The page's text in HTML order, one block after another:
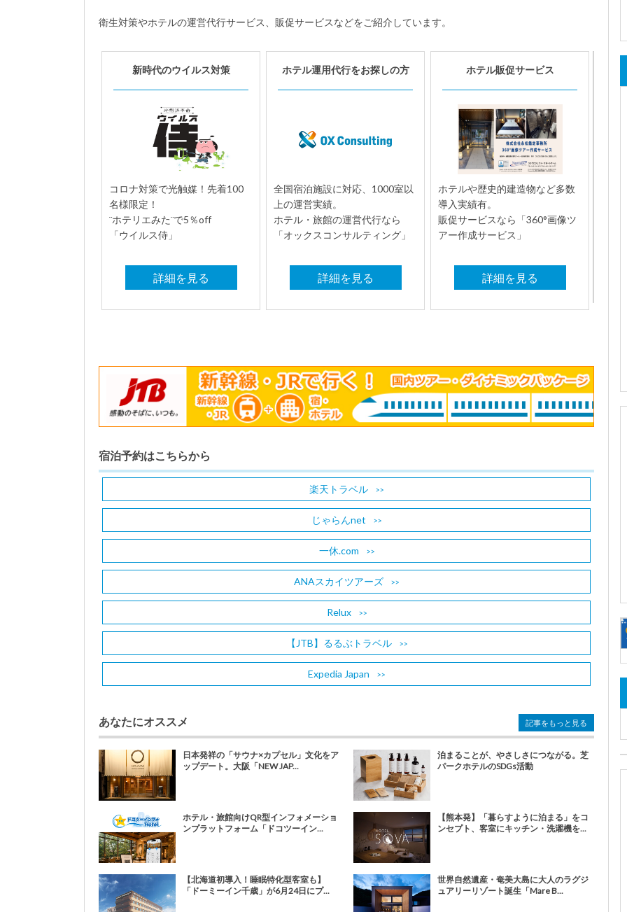
衛生対策やホテルの運営代行サービス、販促サービスなどをご紹介しています。
新時代のウイルス対策
コロナ対策で光触媒！先着100
名様限定！
¨ホテリエみた¨で5％off
「ウイルス侍」
詳細を見る
ホテル運用代行をお探しの方
全国宿泊施設に対応、1000室以
上の運営実績。
ホテル・旅館の運営代行なら
「オックスコンサルティング」
詳細を見る
ホテル販促サービス
ホテルや歴史的建造物など多数
導入実績有。
販促サービスなら「360°画像ツ
アー作成サービス」
詳細を見る
宿泊予約はこちらから
楽天トラベル
じゃらんnet
一休.com
ANAスカイツアーズ
Relux
【JTB】るるぶトラベル
Expedia Japan
あなたにオススメ
日本発祥の「サウナ×カプセル」文化をア
ップデート。大阪「NEW JAP...
泊まることが、やさしさにつながる。芝
パークホテルのSDGs活動
ホテル・旅館向けQR型インフォメーショ
ンプラットフォーム「ドコツーイン...
【熊本発】「暮らすように泊まる」をコ
ンセプト、客室にキッチン・洗濯機を...
【北海道初導入！睡眠特化型客室も】
「ドーミーイン千歳」が6月24日にプ...
世界自然遺産・奄美大島に大人のラグジ
ュアリーリゾート誕生「Mare B...
記事をもっと見る